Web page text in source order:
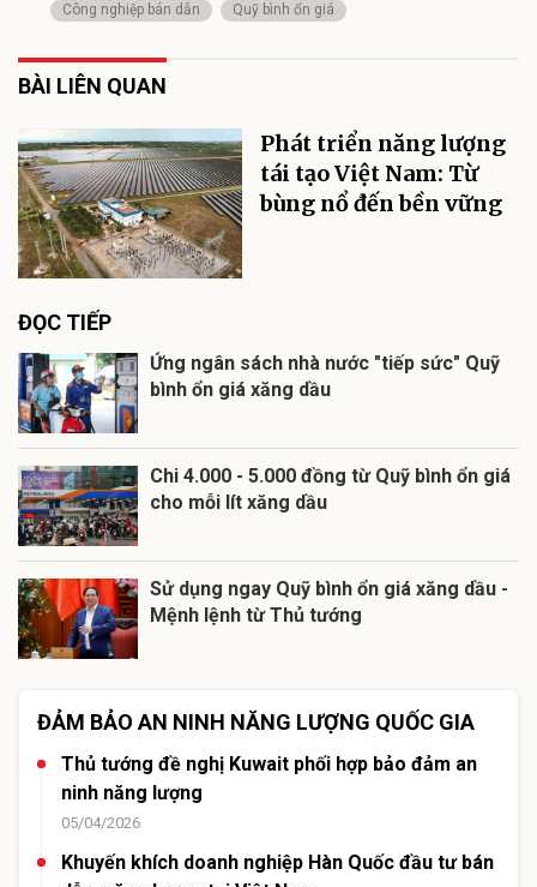
Công nghiệp bán dẫn
Quỹ bình ổn giá
BÀI LIÊN QUAN
Phát triển năng lượng
tái tạo Việt Nam: Từ
bùng nổ đến bền vững
ĐỌC TIẾP
Ứng ngân sách nhà nước "tiếp sức" Quỹ
bình ổn giá xăng dầu
Chi 4.000 - 5.000 đồng từ Quỹ bình ổn giá
cho mỗi lít xăng dầu
Sử dụng ngay Quỹ bình ổn giá xăng dầu -
Mệnh lệnh từ Thủ tướng
ĐẢM BẢO AN NINH NĂNG LƯỢNG QUỐC GIA
Thủ tướng đề nghị Kuwait phối hợp bảo đảm an
ninh năng lượng
05/04/2026
Khuyến khích doanh nghiệp Hàn Quốc đầu tư bán